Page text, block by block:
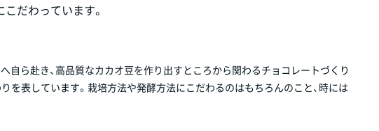
だわっています。
自ら赴き、高品質なカカオ豆を作り出すところから関わるチョコレートづくり
を表しています。栽培方法や発酵方法にこだわるのはもちろんのこと、時には